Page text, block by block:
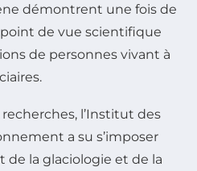
démontrent une fois de
point de vue scientifique
de personnes vivant à
l’Institut des
a su s’imposer
la glaciologie et de la